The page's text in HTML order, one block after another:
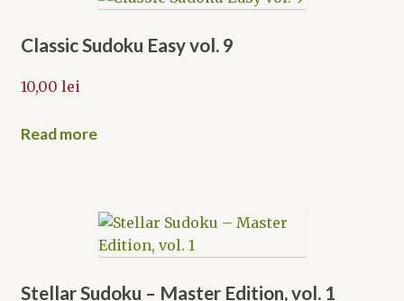
Classic Sudoku Easy vol. 9
10,00 lei
Read more
Stellar Sudoku – Master Edition, vol. 1